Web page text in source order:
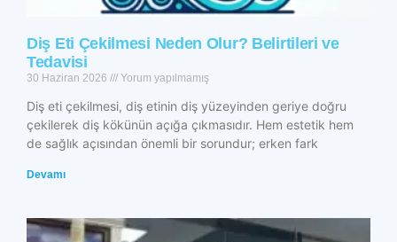
Diş Eti Çekilmesi Neden Olur? Belirtileri ve
Tedavisi
30 Haziran 2026 Yorum yapılmamış
Diş eti çekilmesi, diş etinin diş yüzeyinden geriye doğru
çekilerek diş kökünün açığa çıkmasıdır. Hem estetik hem
de sağlık açısından önemli bir sorundur; erken fark
Devamı